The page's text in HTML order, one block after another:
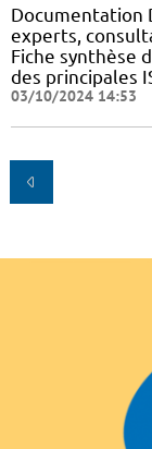
Documentation
experts,
Fiche synthèse
des principales
03/10/2024 14:53